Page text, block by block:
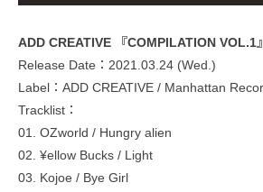
ADD CREATIVE 『COMPILATION VOL.1』
Release Date：2021.03.24 (Wed.)
Label：ADD CREATIVE / Manhattan
Tracklist：
01. OZworld / Hungry alien
02. ¥ellow Bucks / Light
03. Kojoe / Bye Girl